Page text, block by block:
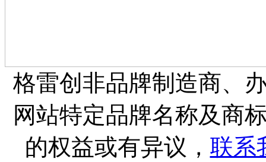
格雷创非品牌制造商、
网站特定品牌名称及商
的权益或有异议， 联系